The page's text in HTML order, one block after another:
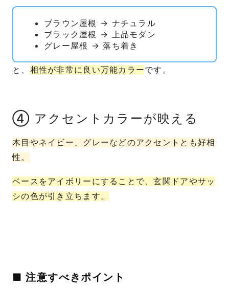
ブラウン屋根 → ナチュラル
ブラック屋根 → 上品モダン
グレー屋根 → 落ち着き
と、 相性が非常に良い万能カラーです。
④ アクセントカラーが映える
木目やネイビー、グレーなどのアクセントとも好相
性。
ベースをアイボリーにすることで、玄関ドアやサッ
シの色が引き立ちます。
■ 注意すべきポイント